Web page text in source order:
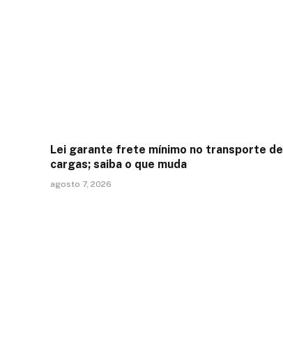
Lei garante frete mínimo no transporte de
cargas; saiba o que muda
agosto 7, 2026